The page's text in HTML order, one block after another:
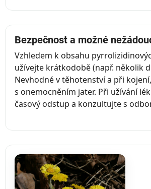
Bezpečnost a možné
Vzhledem k obsahu
užívejte krátkodobě (např. několik
Nevhodné v těhotenství a při
s onemocněním jater. Při užívání
časový odstup a konzultujte s